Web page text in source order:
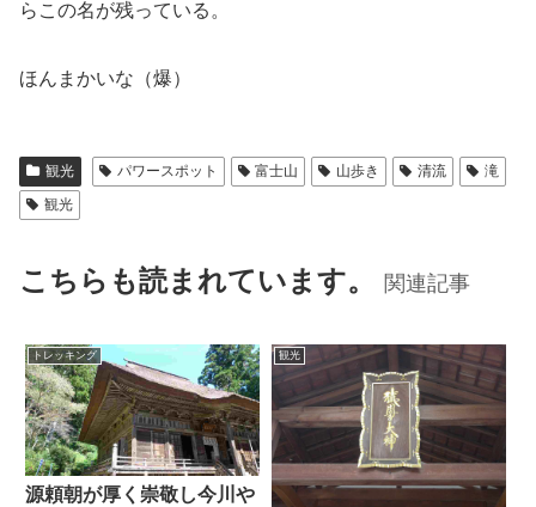
らこの名が残っている。
ほんまかいな（爆）
観光 パワースポット 富士山 山歩き 清流
滝
観光
こちらも読まれています。 関連記事
トレッキング
源頼朝が厚く崇敬し今川や
観光